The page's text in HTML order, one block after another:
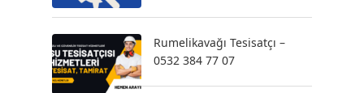
Rumelikavağı Tesisatçı –
0532 384 77 07